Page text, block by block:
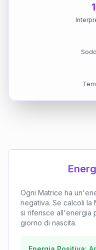
Ogni Matrice ha
negativa. Se calcoli la
si riferisce all'energia
giorno di nascita.